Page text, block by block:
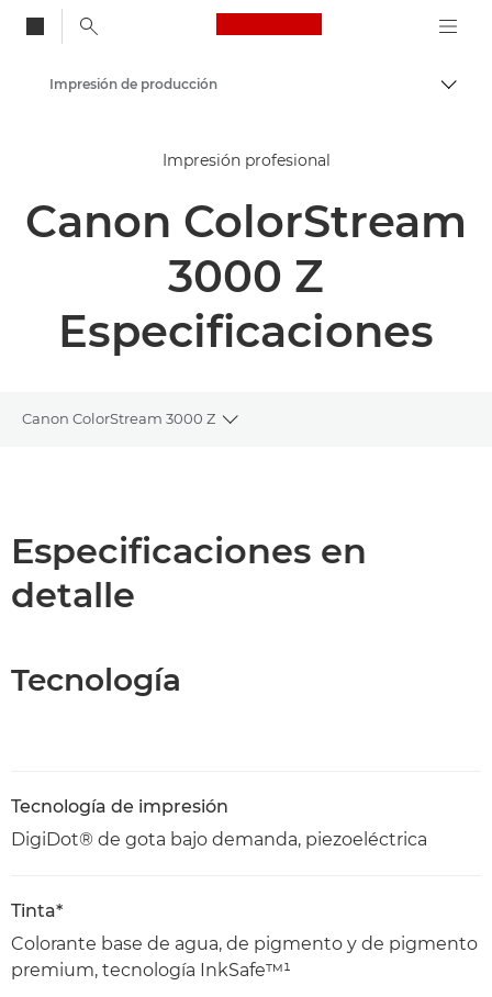
Canon Logo, back
Soluciones y servicios
Productos para empresa
Impresión de producción
Impresión profesional
Canon ColorStream
3000 Z
Especificaciones
Canon ColorStream 3000 Z
Toggle breadcrumbs
Especificaciones en
detalle
Tecnología
Tecnología de impresión
DigiDot® de gota bajo demanda, piezoeléctrica
Tinta*
Colorante base de agua, de pigmento y de pigmento
premium, tecnología InkSafe™¹